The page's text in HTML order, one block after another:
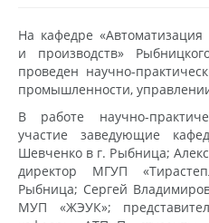
На кафедре «Автоматизация
и производств»
проведен научно-
промышленности,
В работе научно-
участие заведующие
Шевченко в г. Рыбница;
директор МГУП
Рыбница; Сергей
МУП «ЖЭУК»;